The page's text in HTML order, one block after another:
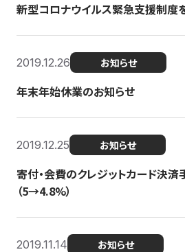
新型コロナウイルス緊急支援制度
2019.12.26 お知らせ
年末年始休業のお知らせ
2019.12.25 お知らせ
寄付・会費のクレジットカード決
（5→4.8%）
2019.11.14 お知らせ